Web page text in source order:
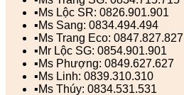
▪️Ms Lộc SR: 0826.901.901
▪️Ms Sang: 0834.494.494
▪️Ms Trang Eco: 0847.827.827
▪️Mr Lộc SG: 0854.901.901
▪️Ms Phượng: 0849.627.627
▪️Ms Linh: 0839.310.310
▪️Ms Thúy: 0834.531.531